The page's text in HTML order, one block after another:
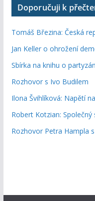
Doporučuji k
Tomáš Březina: Česká
Jan Keller o ohrožení
Sbírka na knihu o
Rozhovor s Ivo Budilem
Ilona Švihlíková: Napětí
Robert Kotzian:
Rozhovor Petra Hampla